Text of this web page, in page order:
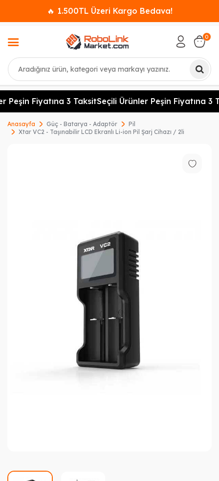
🔥 1.500TL Üzeri Kargo Bedava!
Ara
0
Peşin Fiyatına 3 TaksitSeçili Ürünler Peşin Fiyatına 3
Anasayfa Güç - Batarya - Adaptör
Pil
Xtar VC2 - Taşınabilir LCD Ekranlı Li-ion Pil Şarj Cihazı / 2li